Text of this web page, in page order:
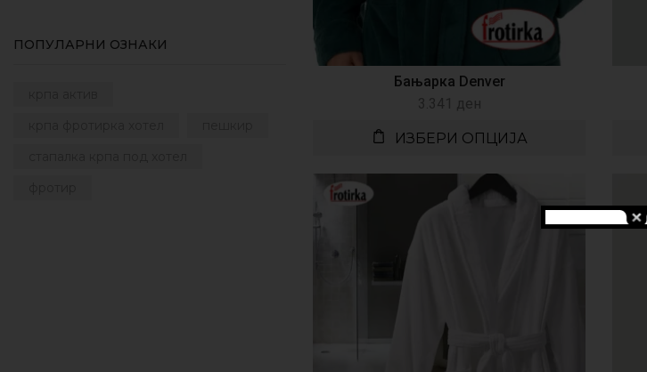
ПОПУЛАРНИ ОЗНАКИ
Бањарка Denver
3.341 ден
ИЗБЕРИ ОПЦИЈА